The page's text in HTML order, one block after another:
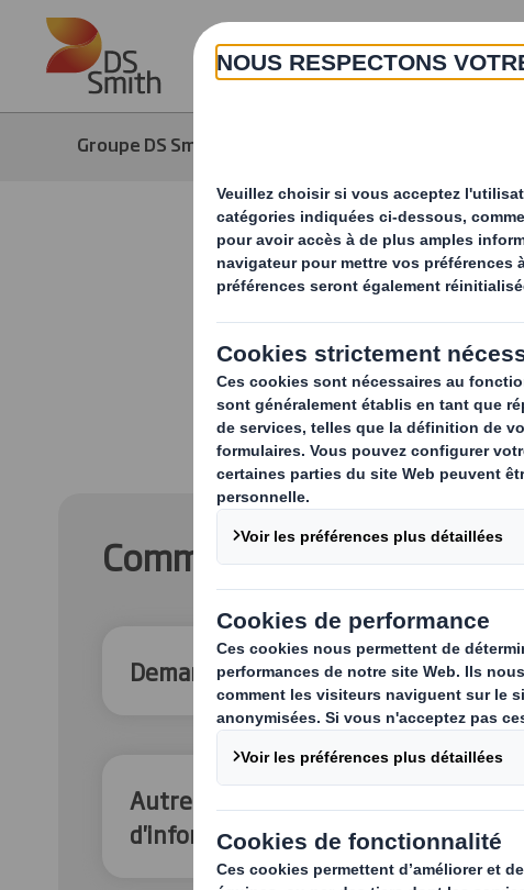
Skip to main content
Groupe DS Smith
Contactez-
Veuillez remplir
Comment pouvons-nous
Demandes commerciales
Autres (offres de services / Demandes
d'informations)